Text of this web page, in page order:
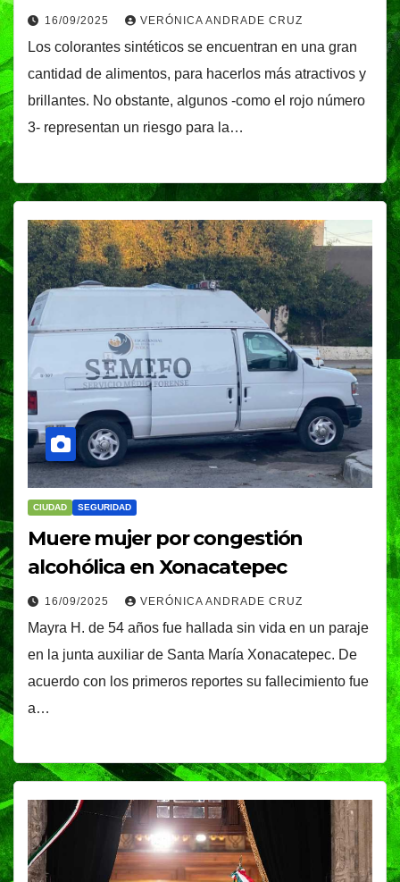
16/09/2025 VERÓNICA ANDRADE CRUZ
Los colorantes sintéticos se encuentran en una gran
cantidad de alimentos, para hacerlos más atractivos y
brillantes. No obstante, algunos -como el rojo número
3- representan un riesgo para la…
CIUDAD SEGURIDAD
Muere mujer por congestión
alcohólica en Xonacatepec
16/09/2025 VERÓNICA ANDRADE CRUZ
Mayra H. de 54 años fue hallada sin vida en un paraje
en la junta auxiliar de Santa María Xonacatepec. De
acuerdo con los primeros reportes su fallecimiento fue
a…